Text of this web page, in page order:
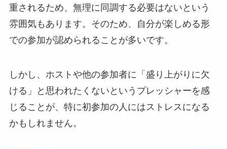
重されるため、無理に同調する必要はないという
雰囲気もあります。そのため、自分が楽しめる形
での参加が認められることが多いです。
しかし、ホストや他の参加者に「盛り上がりに欠
ける」と思われたくないというプレッシャーを感
じることが、特に初参加の人にはストレスになる
かもしれません。